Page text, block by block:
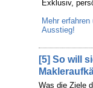
Exklusiv,
Mehr
Ausstieg!
[5] So will
Was die Ziele